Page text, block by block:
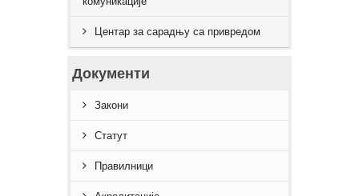
Центар за сарадњу са привредом
Документи
Закони
Статут
Правилници